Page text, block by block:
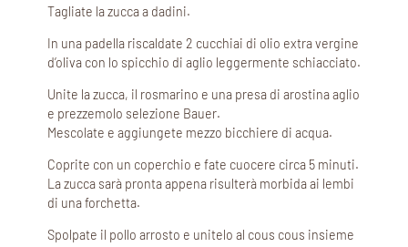
Tagliate la zucca a dadini.
In una padella riscaldate 2 cucchiai di olio extra vergine
d’oliva con lo spicchio di aglio leggermente schiacciato.
Unite la zucca, il rosmarino e una presa di arostina aglio
e prezzemolo selezione Bauer.
Mescolate e aggiungete mezzo bicchiere di acqua.
Coprite con un coperchio e fate cuocere circa 5 minuti.
La zucca sarà pronta appena risulterà morbida ai lembi
di una forchetta.
Spolpate il pollo arrosto e unitelo al cous cous insieme